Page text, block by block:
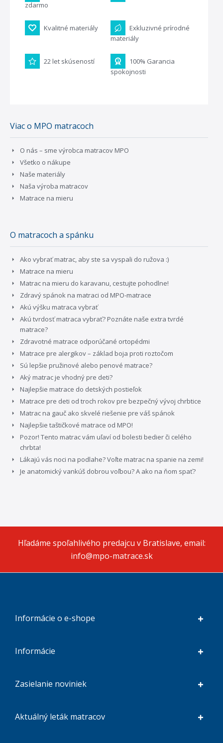
zdarmo
Kvalitné materiály
Exkluzivné prírodné
materiály
22 let skúseností
100% Garancia
spokojnosti
Viac o MPO matracoch
O nás – sme výrobca matracov MPO
Všetko o nákupe
Naše materiály
Naša výroba matracov
Matrace na mieru
O matracoch a spánku
Ako vybrať matrac, aby ste sa vyspali do ružova :)
Matrace na mieru
Matrac na mieru do karavanu, cestujte pohodlne!
Zdravý spánok na matraci od MPO-matrace
Akú výšku matraca vybrať
Akú tvrdosť matraca vybrať? Poznáte naše extra tvrdé
matrace?
Zdravotné matrace odporúčané ortopédmi
Matrace pre alergikov – základ boja proti roztočom
Sú lepšie pružinové alebo penové matrace?
Aký matrac je vhodný pre deti?
Najlepšie matrace do detských postieľok
Matrace pre deti od troch rokov pre bezpečný vývoj chrbtice
Matrac na gauč ako skvelé riešenie pre váš spánok
Najlepšie taštičkové matrace od MPO!
Pozor! Tento matrac vám uľaví od bolesti bedier či celého
chrbta!
Lákajú vás noci na podlahe? Voľte matrac na spanie na zemi!
Je anatomický vankúš dobrou voľbou? A ako na ňom spať?
Hľadáme spoľahlivého predajcu v Bratislave, email:
info@mpo-matrace.sk
Informácie o e-shope
Informácie
Zasielanie noviniek
Aktuálný leták matracov